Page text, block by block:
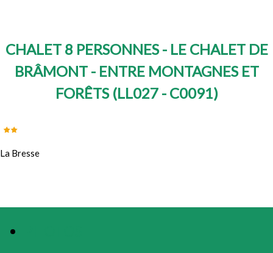
CHALET 8 PERSONNES - LE CHALET DE
BRÂMONT - ENTRE MONTAGNES ET
FORÊTS (LL027 - C0091)
La Bresse